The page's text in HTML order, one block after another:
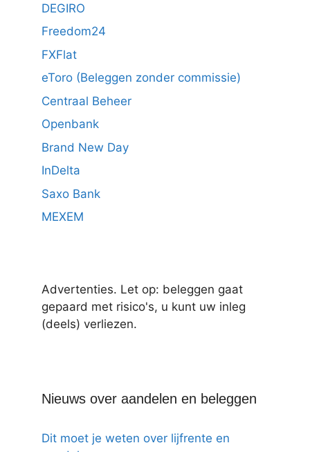
DEGIRO
Freedom24
FXFlat
eToro (Beleggen zonder commissie)
Centraal Beheer
Openbank
Brand New Day
InDelta
Saxo Bank
MEXEM
Advertenties. Let op: beleggen gaat
gepaard met risico's, u kunt uw inleg
(deels) verliezen.
Nieuws over aandelen en beleggen
Dit moet je weten over lijfrente en